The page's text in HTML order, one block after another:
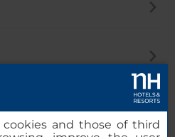
and those of third